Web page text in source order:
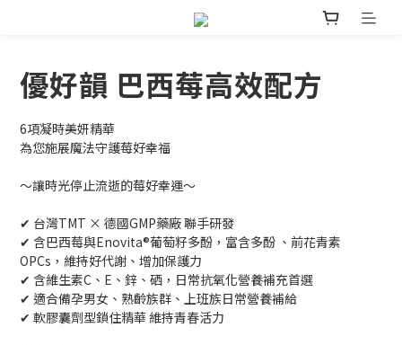
優好韻 巴西莓高效配方
6項凝時美妍精華
為您施展魔法守護莓好幸福
～讓時光停止流逝的莓好幸運～
✔ 台灣TMT × 德國GMP藥廠 聯手研發
✔ 含巴西莓與Enovita®葡萄籽多酚，富含多酚 、前花青素
OPCs，維持好代謝、增加保護力
✔ 含維生素C、E、鋅、硒，日常抗氧化營養補充首選
✔ 適合備孕男女、熟齡族群、上班族日常營養補給
✔ 軟膠囊劑型鎖住精華 維持青春活力